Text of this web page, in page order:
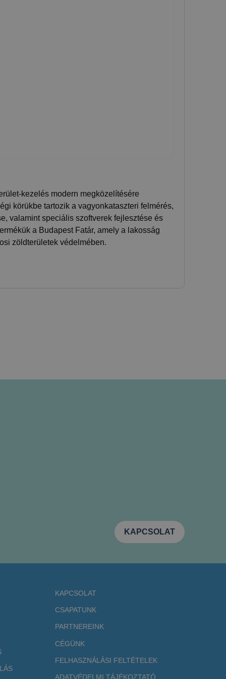
kezelés modern megközelítésére
körükbe tartozik a vagyonkataszteri felmérés,
valamint speciális szoftverek fejlesztése és
a Budapest Fatár, amely a lakosság
zöldterületek védelmében.
KAPCSOLAT
KAPCSOLAT
CSAPATUNK
PARTNEREINK
CÉGÜNK
FELHASZNÁLÁSI FELTÉTELEK
ADATVÉDELMI TÁJÉKOZTATÓ